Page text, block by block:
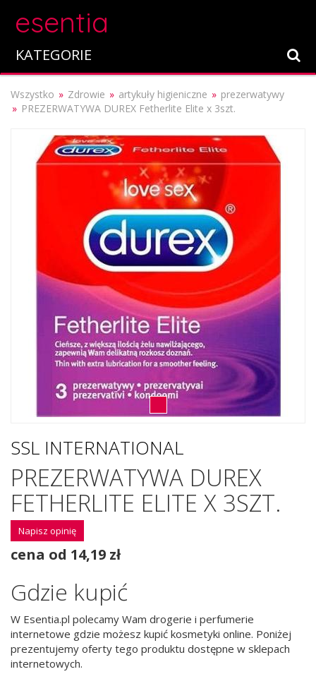
esentia
KATEGORIE
Wszystko Zdrowie artykuły higieniczne
prezerwatywy
PREZERWATYWA DUREX Fetherlite Elite x 3szt.
SSL INTERNATIONAL
PREZERWATYWA DUREX
FETHERLITE ELITE X 3SZT.
Napisz opinię
cena od 14,19 zł
Gdzie kupić
W Esentia.pl polecamy Wam drogerie i perfumerie
internetowe gdzie możesz kupić kosmetyki online. Poniżej
prezentujemy oferty tego produktu dostępne w sklepach
internetowych.